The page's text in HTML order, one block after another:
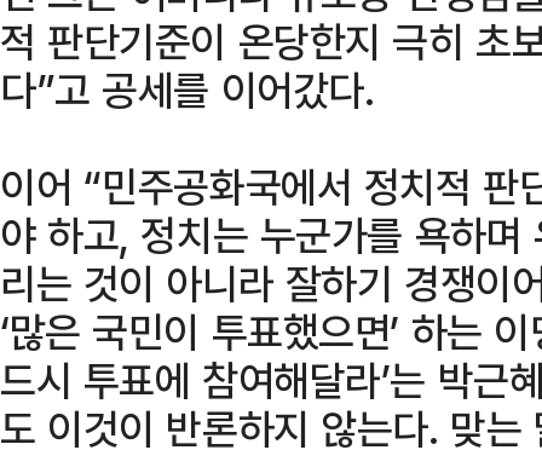
적 판단기준이 온당한지 극히 초
다”고 공세를 이어갔다.
이어 “민주공화국에서 정치적
야 하고, 정치는 누군가를 욕하
리는 것이 아니라 잘하기 경쟁이
‘많은 국민이 투표했으면’ 하는
드시 투표에 참여해달라’는 박근
도 이것이 반론하지 않는다. 맞